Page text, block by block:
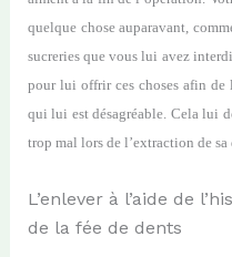
quelque choseauparavant,
sucreries que vous lui avez
pour lui offrir ces choses afin de
qui lui est désagréable. Cela lui
trop mal lors de l’extraction de sa
L’enlever à l’aide de
de la fée de dents